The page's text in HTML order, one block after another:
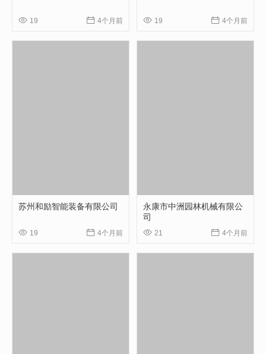
 19  4个月前  19  4个月前
苏州和励智能装备有限公司
 19  4个月前
永康市中洲园林机械有限公
司
 21  4个月前